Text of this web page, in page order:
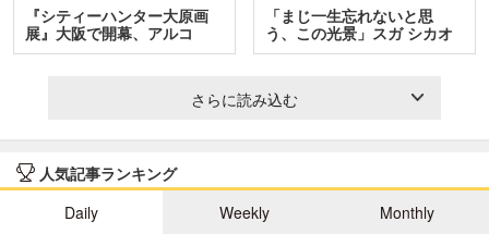
『シティーハンター大原画
展』大阪で開幕、アルコ
＆…
「まじ一生忘れないと思
う、この光景」スガ シカオ
と…
さらに読み込む
人気記事ランキング
Daily
Weekly Monthly